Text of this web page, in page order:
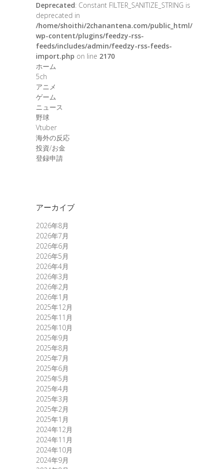
Deprecated: Constant FILTER_SANITIZE_STRING is
deprecated in
/home/shoithi/2chanantena.com/public_html/
wp-content/plugins/feedzy-rss-
feeds/includes/admin/feedzy-rss-feeds-
import.php on line 2170
ホーム
5ch
アニメ
ゲーム
ニュース
野球
Vtuber
海外の反応
投資/お金
登録申請
アーカイブ
2026年8月
2026年7月
2026年6月
2026年5月
2026年4月
2026年3月
2026年2月
2026年1月
2025年12月
2025年11月
2025年10月
2025年9月
2025年8月
2025年7月
2025年6月
2025年5月
2025年4月
2025年3月
2025年2月
2025年1月
2024年12月
2024年11月
2024年10月
2024年9月